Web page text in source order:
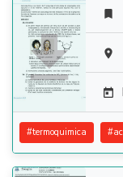




#termoquimica #